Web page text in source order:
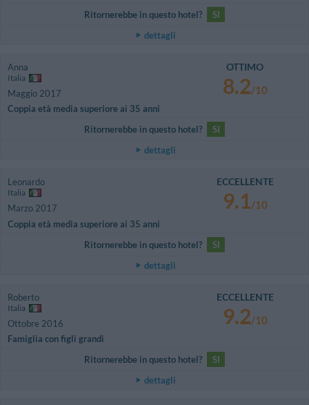
Ritornerebbe in questo hotel?
SI
dettagli
Anna
Italia
Maggio 2017
Coppia età media superiore ai 35 anni
OTTIMO
8.2/10
Ritornerebbe in questo hotel?
SI
dettagli
Leonardo
Italia
Marzo 2017
Coppia età media superiore ai 35 anni
ECCELLENTE
9.1/10
Ritornerebbe in questo hotel?
SI
dettagli
Roberto
Italia
Ottobre 2016
Famiglia con figli grandi
ECCELLENTE
9.2/10
Ritornerebbe in questo hotel?
SI
dettagli